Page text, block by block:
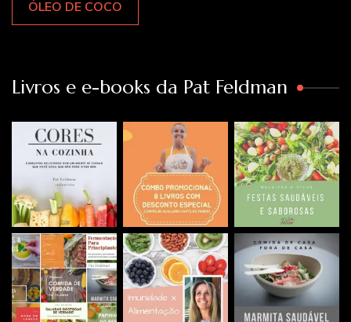
ÓLEO DE COCO
Livros e e-books da Pat Feldman